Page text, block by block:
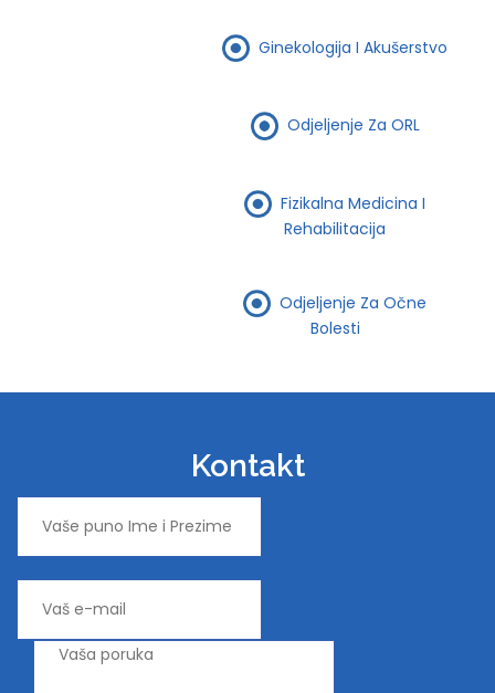
Ginekologija I Akušerstvo
Odjeljenje Za ORL
Fizikalna Medicina I
Rehabilitacija
Odjeljenje Za Očne
Bolesti
Kontakt